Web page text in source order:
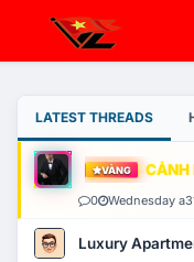
LATEST THREADS
VÀNG CẢNH
0 Wednesday
Luxury